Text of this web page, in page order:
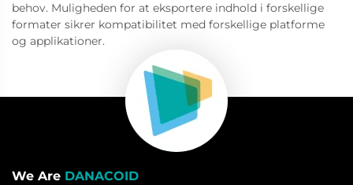
behov. Muligheden for at eksportere indhold i forskellige
formater sikrer kompatibilitet med forskellige platforme
og applikationer.
We Are DANACOID